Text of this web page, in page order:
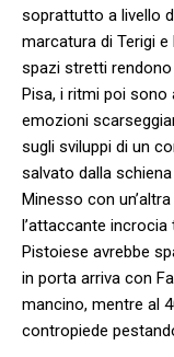
soprattutto a livello
marcatura di Terigi
spazi stretti
Pisa, i ritmi poi sono
emozioni
sugli sviluppi di un
salvato dalla
Minesso con
l’attaccante
Pistoiese avrebbe
in porta arriva con
mancino, mentre al
contropiede